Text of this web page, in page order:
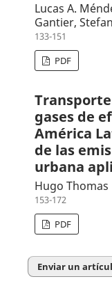
Lucas A.
Gantier,
133-151
PDF
gases de
América
de las
urbana
Hugo Thomas
153-172
PDF
Enviar un